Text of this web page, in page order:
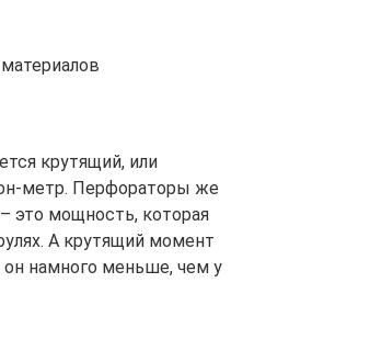
крутящий, или
метр. Перфораторы же
это мощность, которая
А крутящий момент
намного меньше, чем у